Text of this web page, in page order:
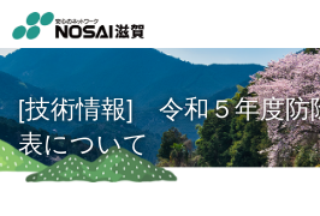
[技術情報] 令和５年度防
表について